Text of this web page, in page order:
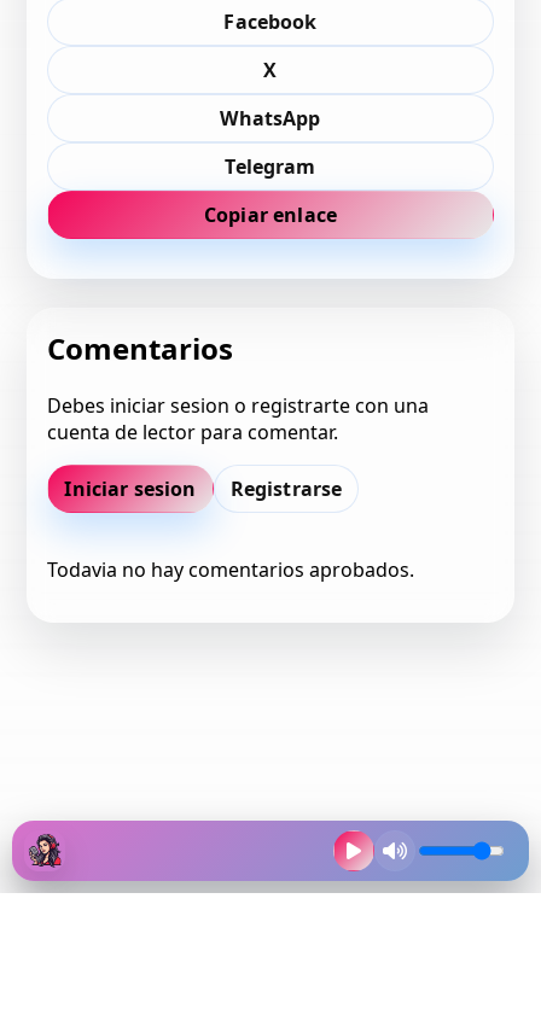
Facebook
X
WhatsApp
Telegram
Copiar enlace
Comentarios
Debes iniciar sesion o registrarte con una
cuenta de lector para comentar.
Iniciar sesion Registrarse
Todavia no hay comentarios aprobados.